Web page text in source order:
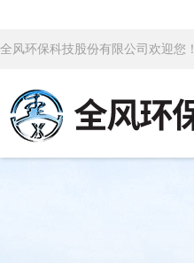
全风环保科技股份有限公司欢迎您！